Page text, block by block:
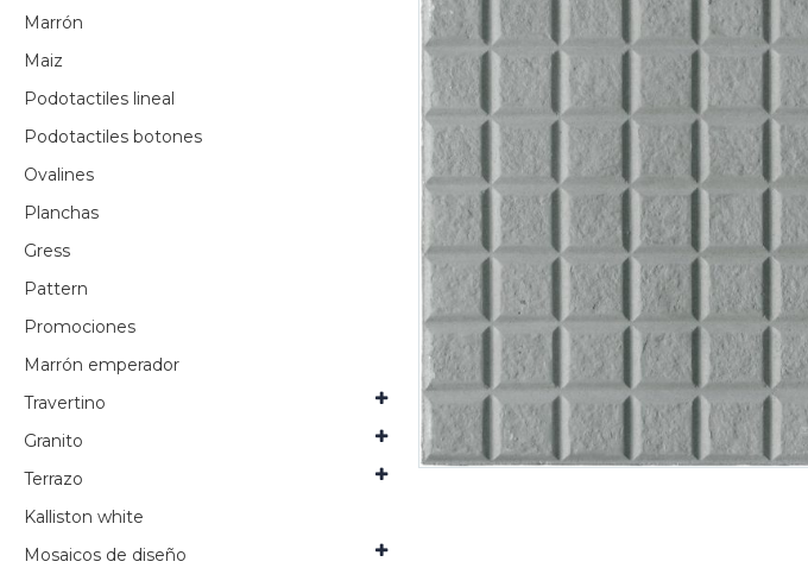
Marrón
Maiz
Podotactiles lineal
Podotactiles botones
Ovalines
Planchas
Gress
Pattern
Promociones
Marrón emperador
Travertino
Granito
Terrazo
Kalliston white
Mosaicos de diseño